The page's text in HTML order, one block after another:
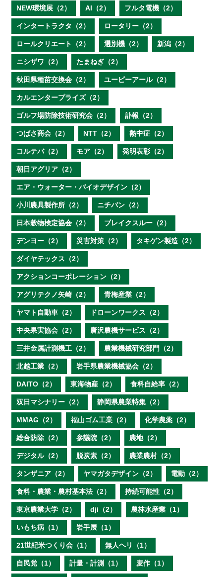
NEW環境展（2） AI（2） フルタ電機（2）
インタートラクタ（2） ロータリー（2）
ロールクリエート（2） 選別機（2） 新潟（2）
ニシザワ（2） たまねぎ（2）
秋田県種苗交換会（2） ユーピーアール（2）
カルエンタープライズ（2）
ゴルフ場防除技術研究会（2） 訃報（2）
つばさ商会（2） NTT（2） 熱中症（2）
コルテバ（2） モア（2） 発明表彰（2）
朝日アグリア（2）
エア・ウォーター・バイオデザイン（2）
小川農具製作所（2） ニチバン（2）
日本穀物検定協会（2） ブレイクスルー（2）
デンヨー（2） 災害対策（2） タキゲン製造（2）
ダイヤテックス（2）
アクションコーポレーション（2）
アグリテクノ矢崎（2） 青梅産業（2）
ヤマト自動車（2） ドローンワークス（2）
中央果実協会（2） 唐沢農機サービス（2）
三井金属計測機工（2） 農業機械研究部門（2）
北越工業（2） 岩手県農業機械協会（2）
DAITO（2） 東海物産（2） 食料自給率（2）
双日マシナリー（2） 静岡県農業特集（2）
MMAG（2） 福山ゴム工業（2） 化学農薬（2）
総合防除（2） 参議院（2） 農地（2）
デジタル（2） 脱炭素（2） 農業農村（2）
タンザニア（2） ヤマガタデザイン（2） 電動（2）
食料・農業・農村基本法（2） 持続可能性（2）
東京農業大学（2） dji（2） 農林水産業（1）
いもち病（1） 岩手展（1）
21世紀米つくり会（1） 無人ヘリ（1）
自民党（1） 計量・計測（1） 麦作（1）